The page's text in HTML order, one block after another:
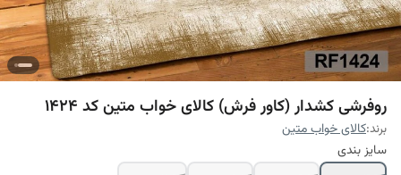
روفرشی کشدار (کاور فرش) کالای خواب متین کد 1424
برند:کالای خواب متین
سایز بندی